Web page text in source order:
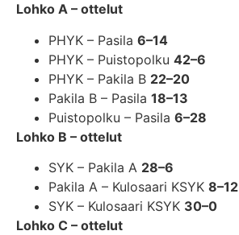
Lohko A – ottelut
PHYK – Pasila 6–14
PHYK – Puistopolku 42–6
PHYK – Pakila B 22–20
Pakila B – Pasila 18–13
Puistopolku – Pasila 6–28
Lohko B – ottelut
SYK – Pakila A 28–6
Pakila A – Kulosaari KSYK 8–12
SYK – Kulosaari KSYK 30–0
Lohko C – ottelut